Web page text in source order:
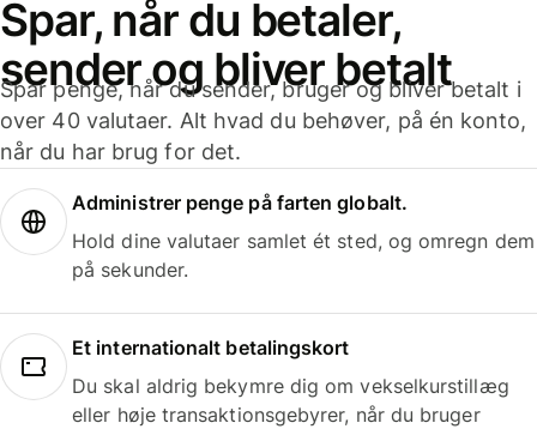
Spar, når du betaler,
sender og bliver betalt
Spar penge, når du sender, bruger og bliver betalt i
over 40 valutaer. Alt hvad du behøver, på én konto,
når du har brug for det.
Administrer penge på farten globalt.
Hold dine valutaer samlet ét sted, og omregn dem
på sekunder.
Et internationalt betalingskort
Du skal aldrig bekymre dig om vekselkurstillæg
eller høje transaktionsgebyrer, når du bruger